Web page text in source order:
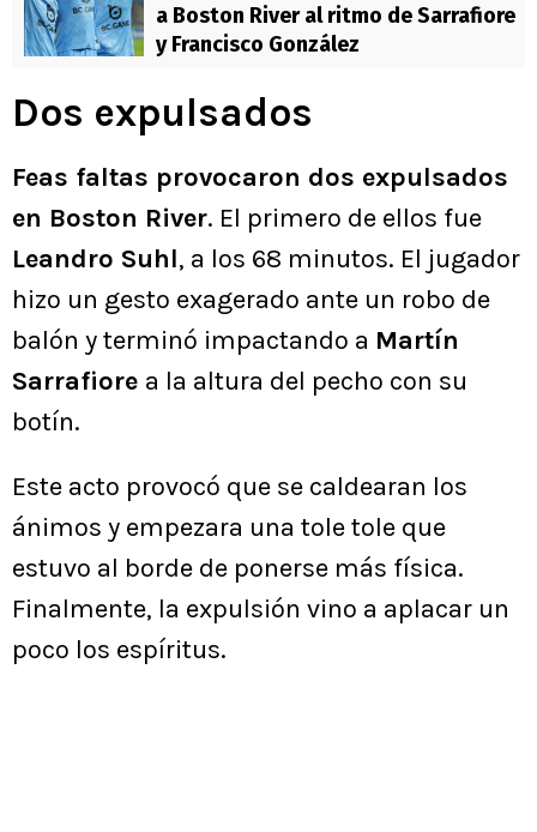
a Boston River al ritmo de Sarrafiore
y Francisco González
Dos expulsados
Feas faltas provocaron dos expulsados
en Boston River. El primero de ellos fue
Leandro Suhl, a los 68 minutos. El jugador
hizo un gesto exagerado ante un robo de
balón y terminó impactando a Martín
Sarrafiore a la altura del pecho con su
botín.
Este acto provocó que se caldearan los
ánimos y empezara una tole tole que
estuvo al borde de ponerse más física.
Finalmente, la expulsión vino a aplacar un
poco los espíritus.